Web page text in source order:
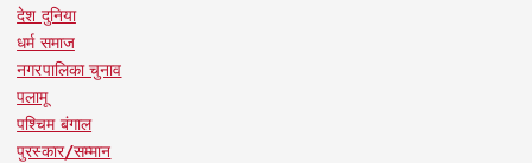
देश दुनिया
धर्म समाज
नगरपालिका चुनाव
पलामू
पश्चिम बंगाल
पुरस्कार/सम्मान